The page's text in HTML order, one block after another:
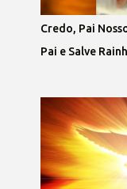
Credo, Pai
Pai e Salve